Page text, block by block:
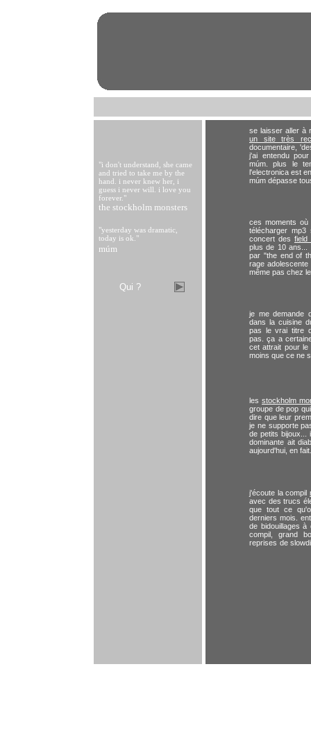
"i don't understand, she came
and tried to take me by the
hand. i never knew her, i
guess i never will. i love you
forever."
the stockholm monsters
"yesterday was dramatic,
today is ok."
múm
Qui ?
se laisser aller à
un site très
documentaire,
j'ai entendu
múm. plus le
l'electronica est
múm dépasse
ces moments
télécharger
concert des field
plus de 10 ans...
par "the end of
rage
même pas chez
je me demande
dans la cuisine
pas le vrai titre
pas. ça a
cet attrait pour le
moins que ce ne
les stockholm
groupe de pop
dire que leur
je ne supporte
de petits bijoux...
dominante ait
aujourd'hui, en
j'écoute la compil
avec des trucs
que tout ce
derniers mois.
de bidouillages à
compil, grand
reprises de